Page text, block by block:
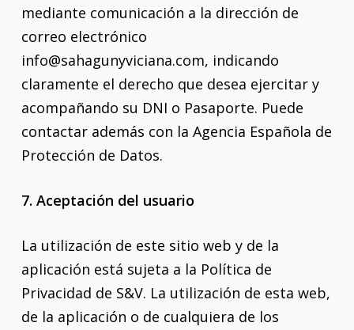
mediante comunicación a la dirección de
correo electrónico
info@sahagunyviciana.com, indicando
claramente el derecho que desea ejercitar y
acompañando su DNI o Pasaporte. Puede
contactar además con la Agencia Española de
Protección de Datos.
7. Aceptación del usuario
La utilización de este sitio web y de la
aplicación está sujeta a la Política de
Privacidad de S&V. La utilización de esta web,
de la aplicación o de cualquiera de los